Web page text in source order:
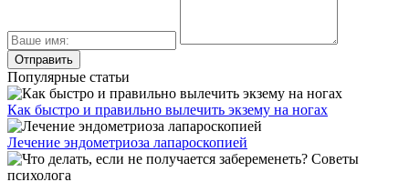
Популярные статьи
Как быстро и правильно вылечить экзему на ногах
Лечение эндометриоза лапароскопией